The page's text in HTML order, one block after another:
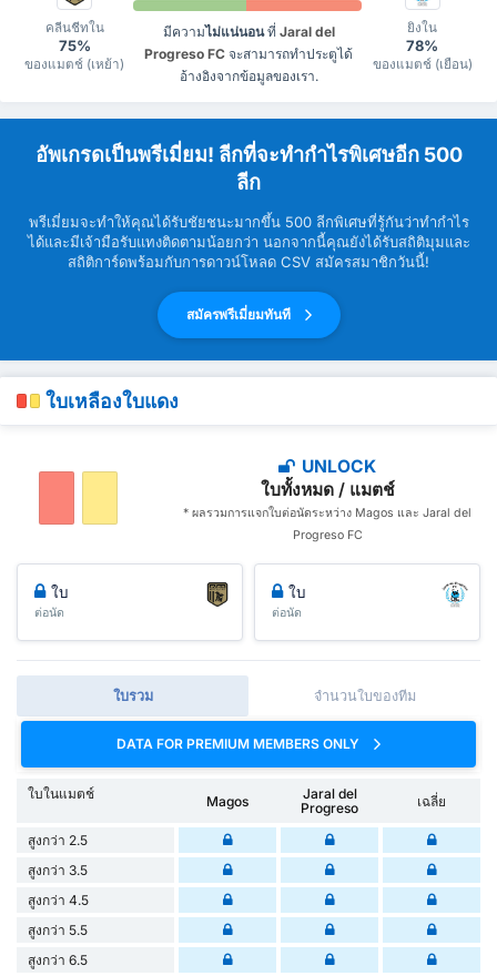
คลีนชีทใน
75%
ของแมตช์ (เหย้า)
มีความไม่แน่นอนที่ Jaral del
Progreso FC จะสามารถทำประตูได้
อ้างอิงจากข้อมูลของเรา.
ยิงใน
78%
ของแมตช์ (เยือน)
อัพเกรดเป็นพรีเมี่ยม! ลีกที่จะทำกำไรพิเศษอีก 500
ลีก
พรีเมี่ยมจะทำให้คุณได้รับชัยชนะมากขึ้น 500 ลีกพิเศษที่รู้กันว่าทำกำไร
ได้และมีเจ้ามือรับแทงติดตามน้อยกว่า นอกจากนี้คุณยังได้รับสถิติมุมและ
สถิติการ์ดพร้อมกับการดาวน์โหลด CSV สมัครสมาชิกวันนี้!
สมัครพรีเมี่ยมทันที
ใบเหลืองใบแดง
UNLOCK
ใบทั้งหมด / แมตช์
* ผลรวมการแจกใบต่อนัดระหว่าง Magos และ Jaral del
Progreso FC
ใบ
ต่อนัด
ใบ
ต่อนัด
ใบรวม จำนวนใบของทีม
DATA FOR PREMIUM MEMBERS ONLY
ใบในแมตช์ Magos
Jaral del
Progreso
เฉลี่ย
สูงกว่า 2.5
สูงกว่า 3.5
สูงกว่า 4.5
สูงกว่า 5.5
สูงกว่า 6.5